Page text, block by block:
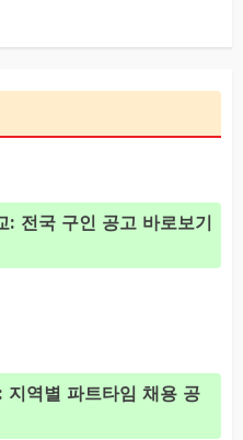
: 전국 구인 공고 바로보기
역별 파트타임 채용 공